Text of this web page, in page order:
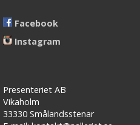
Facebook
Instagram
Presenteriet AB
Vikaholm
33330 Smålandsstenar